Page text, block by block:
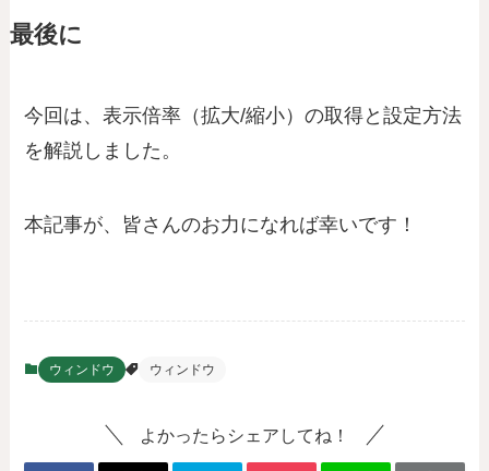
最後に
今回は、表示倍率（拡大/縮小）の取得と設定方法
を解説しました。
本記事が、皆さんのお力になれば幸いです！
ウィンドウ ウィンドウ
よかったらシェアしてね！